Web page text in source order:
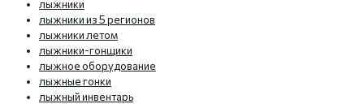
лыжники
лыжники из 5 регионов
лыжники летом
лыжники-гонщики
лыжное оборудование
лыжные гонки
лыжный инвентарь